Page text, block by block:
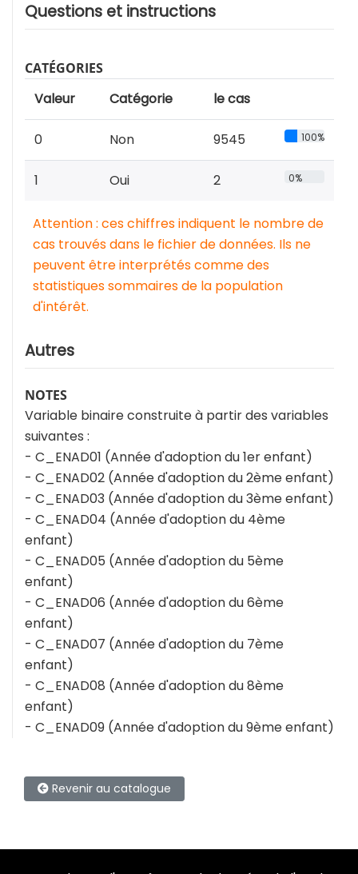
Questions et instructions
CATÉGORIES
Valeur Catégorie le cas
0 Non 9545 100%
1 Oui 2 0%
Attention : ces chiffres indiquent le nombre de
cas trouvés dans le fichier de données. Ils ne
peuvent être interprétés comme des
statistiques sommaires de la population
d'intérêt.
Autres
NOTES
Variable binaire construite à partir des variables
suivantes :
- C_ENAD01 (Année d'adoption du 1er enfant)
- C_ENAD02 (Année d'adoption du 2ème enfant)
- C_ENAD03 (Année d'adoption du 3ème enfant)
- C_ENAD04 (Année d'adoption du 4ème
enfant)
- C_ENAD05 (Année d'adoption du 5ème
enfant)
- C_ENAD06 (Année d'adoption du 6ème
enfant)
- C_ENAD07 (Année d'adoption du 7ème
enfant)
- C_ENAD08 (Année d'adoption du 8ème
enfant)
- C_ENAD09 (Année d'adoption du 9ème enfant)
Revenir au catalogue